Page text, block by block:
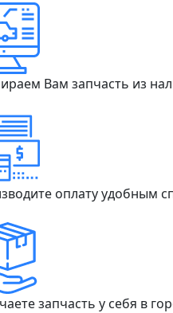
Вам запчасть из
оплату удобным
запчасть у себя в